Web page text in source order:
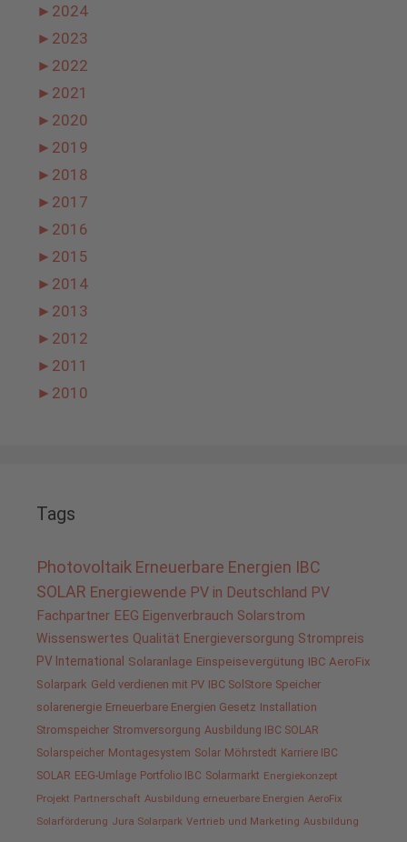
► 2024
► 2023
► 2022
► 2021
► 2020
► 2019
► 2018
► 2017
► 2016
► 2015
► 2014
► 2013
► 2012
► 2011
► 2010
Tags
Photovoltaik Erneuerbare Energien IBC
SOLAR Energiewende PV in Deutschland PV
Fachpartner EEG Eigenverbrauch Solarstrom
Wissenswertes Qualität Energieversorgung Strompreis
PV International Solaranlage Einspeisevergütung IBC AeroFix
Solarpark Geld verdienen mit PV IBC SolStore Speicher
solarenergie Erneuerbare Energien Gesetz Installation
Stromspeicher Stromversorgung Ausbildung IBC SOLAR
Solarspeicher Montagesystem Solar Möhrstedt Karriere IBC
SOLAR EEG-Umlage Portfolio IBC Solarmarkt Energiekonzept
Projekt Partnerschaft Ausbildung erneuerbare Energien AeroFix
Solarförderung Jura Solarpark Vertrieb und Marketing Ausbildung